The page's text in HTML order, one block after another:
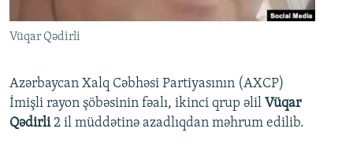
Vüqar Qədirli
Azərbaycan Xalq Cəbhəsi Partiyasının (AXCP)
İmişli rayon şöbəsinin fəalı, ikinci qrup əlil Vüqar
Qədirli2 il müddətinə azadlıqdan məhrum edilib.